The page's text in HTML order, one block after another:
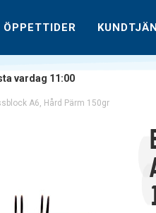
vardag 11:00
A6, Hård Pärm 150gr